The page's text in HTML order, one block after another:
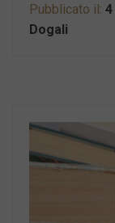
Pubblicato il:
Dogali